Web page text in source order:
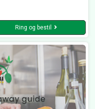
Ring og bestil